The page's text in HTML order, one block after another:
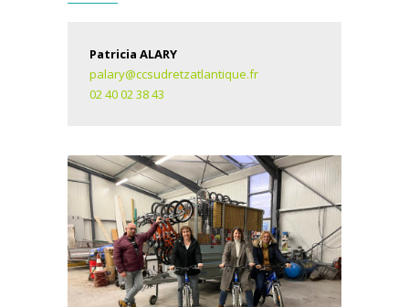
Patricia ALARY
palary@ccsudretzatlantique.fr
02 40 02 38 43